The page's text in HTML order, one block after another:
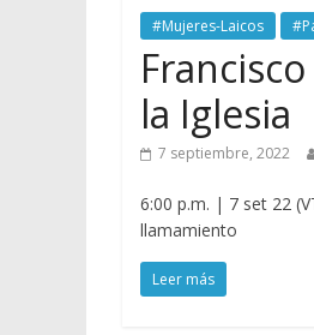
#Mujeres-Laicos
la Iglesia
7 septiembre, 2022
6:00 p.m. | 7 set 22
llamamiento
Leer más